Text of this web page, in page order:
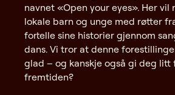
navnet «Open your eyes». Her vil
lokale barn og unge med røtter
fortelle sine historier gjennom
dans. Vi tror at denne
glad – og kanskje også gi deg litt
fremtiden?